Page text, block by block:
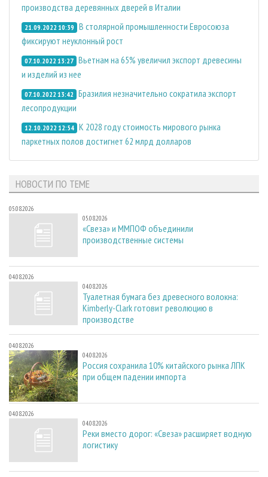
производства деревянных дверей в Италии
21.09.2022 10:39 В столярной промышленности Евросоюза
фиксируют неуклонный рост
07.10.2022 13:27 Вьетнам на 65% увеличил экспорт древесины
и изделий из нее
07.10.2022 13:42 Бразилия незначительно сократила экспорт
лесопродукции
12.10.2022 12:54 К 2028 году стоимость мирового рынка
паркетных полов достигнет 62 млрд долларов
НОВОСТИ ПО ТЕМЕ
05.08.2026
05.08.2026
«Свеза» и ММПОФ объединили
производственные системы
04.08.2026
04.08.2026
Туалетная бумага без древесного волокна:
Kimberly-Clark готовит революцию в
производстве
04.08.2026
04.08.2026
Россия сохранила 10% китайского рынка ЛПК
при общем падении импорта
04.08.2026
04.08.2026
Реки вместо дорог: «Свеза» расширяет водную
логистику